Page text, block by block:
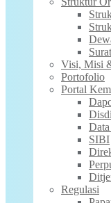
Visi, Misi
Portofolio
Portal
SIBI
Regulasi